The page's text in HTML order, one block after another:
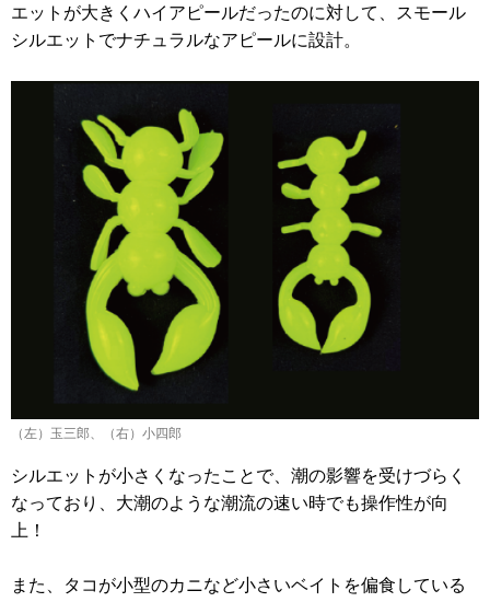
エットが大きくハイアピールだったのに対して、スモール
シルエットでナチュラルなアピールに設計。
（左）玉三郎、（右）小四郎
シルエットが小さくなったことで、潮の影響を受けづらく
なっており、大潮のような潮流の速い時でも操作性が向
上！
また、タコが小型のカニなど小さいベイトを偏食している